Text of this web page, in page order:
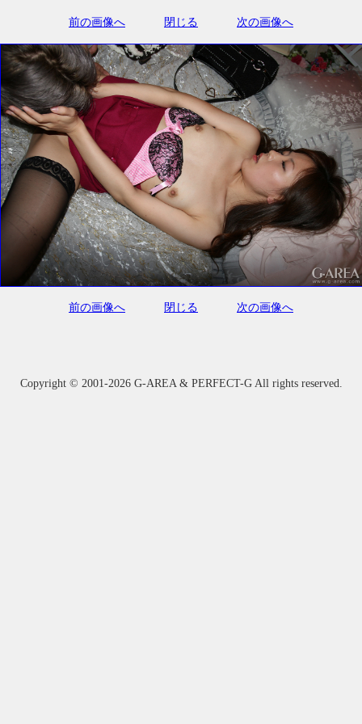
前の画像へ 閉じる 次の画像へ
前の画像へ 閉じる 次の画像へ
Copyright © 2001-2026 G-AREA & PERFECT-G All rights reserved.